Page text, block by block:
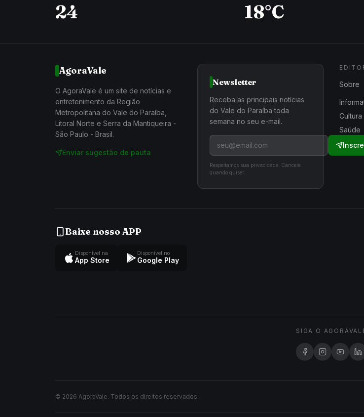
24 18°C
AgoraVale
O AgoraVale é um site de notícias e
entretenimento da Região
Metropolitana do Vale do Paraíba,
Litoral Norte e Serra da Mantiqueira -
São Paulo - Brasil.
Enviar sugestão de pauta
Newsletter
Receba as principais notícias
do Vale do Paraíba toda
semana no seu e-mail.
Respeitamos sua privacidade. Cancele
quando quiser.
Sobre
Cultura
Saúde
Baixe nosso APP
Disponível na
App Store
Disponível no
Google Play
SIGA O
© 2026 AgoraVale. Todos os direitos reservados.